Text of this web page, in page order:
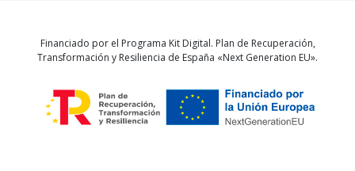
Financiado por el Programa Kit Digital. Plan de Recuperación,
Transformación y Resiliencia de España «Next Generation EU».